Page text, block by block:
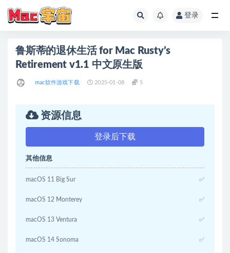
登录
鲁斯蒂的退休生活 for Mac Rusty’s
Retirement v1.1 中文原生版
mac软件游戏下载 2025-01-08 5
资源信息
登录后下载
其他信息
macOS 11 Big Sur ✅
macOS 12 Monterey ✅
macOS 13 Ventura ✅
macOS 14 Sonoma ✅